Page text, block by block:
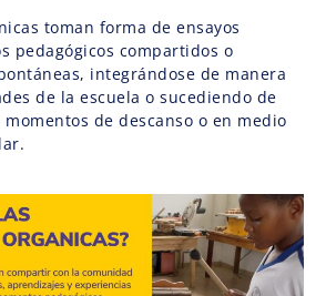
toman forma de ensayos
pedagógicos compartidos o
integrándose de manera
de la escuela o sucediendo de
de descanso o en medio